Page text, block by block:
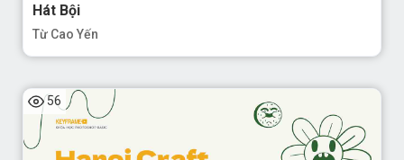
Hát Bội
Từ Cao Yến
56